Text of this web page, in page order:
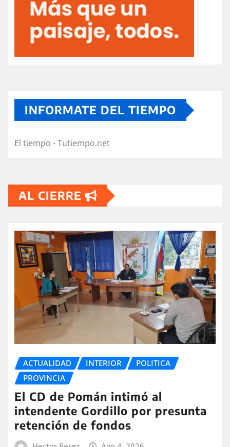
INFORMATE DEL TIEMPO
El tiempo - Tutiempo.net
AL CIERRE
ACTUALIDAD INTERIOR
POLITICA
PROVINCIA
El CD de Pomán intimó al
intendente Gordillo por presunta
retención de fondos